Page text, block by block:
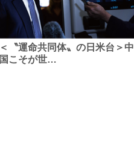
＜〝運命共同体〟の日米台＞中
国こそが世…